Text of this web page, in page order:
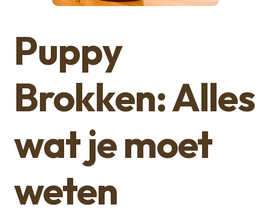
Puppy
Brokken: Alles
wat je moet
weten